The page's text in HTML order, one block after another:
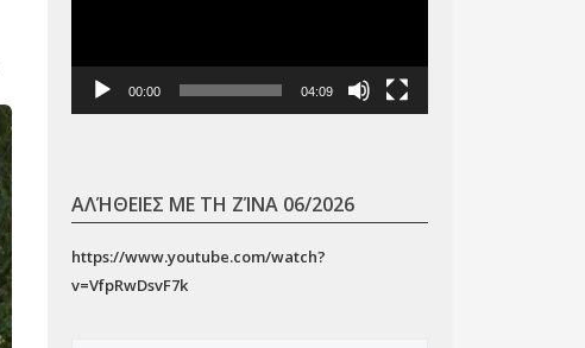
00:00 04:09
ΑΛΉΘΕΙΕΣ ΜΕ ΤΗ ΖΊΝΑ 06/2026
https://www.youtube.com/watch?
v=VfpRwDsvF7k